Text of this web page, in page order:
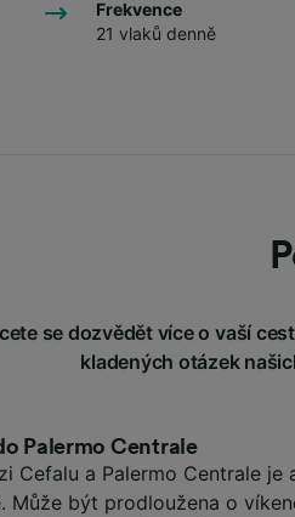
Frekvence
21 vlaků denně
se dozvědět více o vaší
kladených otázek
Palermo Centrale
Cefalu a Palermo Centrale je
Může být prodloužena o